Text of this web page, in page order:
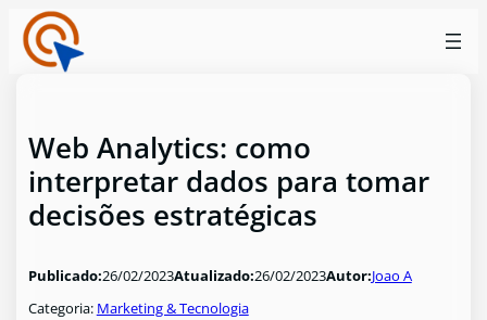
Web Analytics: como
interpretar dados para tomar
decisões estratégicas
Publicado:26/02/2023Atualizado:26/02/2023Autor:Joao A
Categoria: Marketing & Tecnologia